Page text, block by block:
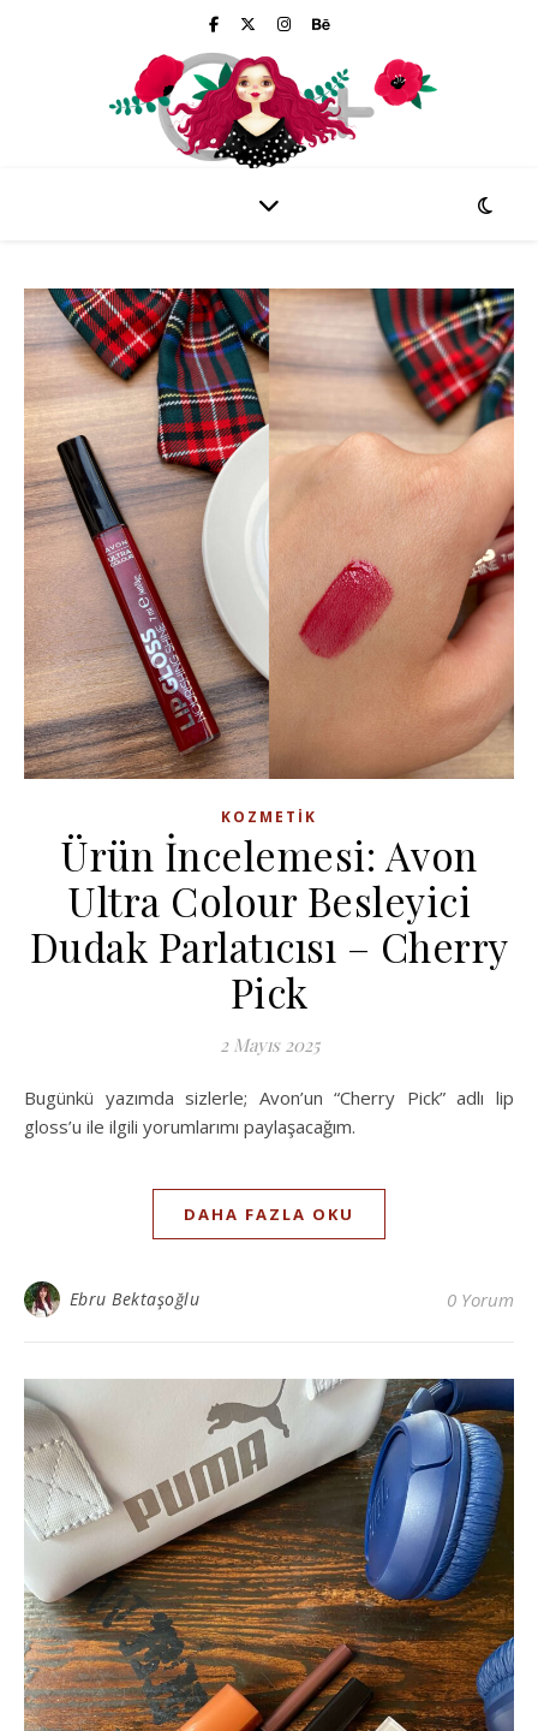
KOZMETIK
Ürün İncelemesi: Avon
Ultra Colour Besleyici
Dudak Parlatıcısı – Cherry
Pick
2 Mayıs 2025
Bugünkü yazımda sizlerle; Avon’un “Cherry Pick” adlı lip
gloss’u ile ilgili yorumlarımı paylaşacağım.
DAHA FAZLA OKU
Ebru Bektaşoğlu 0 Yorum